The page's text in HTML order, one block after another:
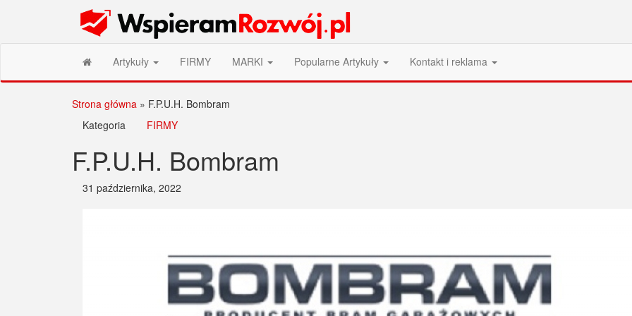
Wspieram Rozwój PL
Artykuły FIRMY MARKI Popularne Artykuły Kontakt i reklama
Strona główna » F.P.U.H. Bombram
Kategoria
FIRMY
F.P.U.H. Bombram
31 października, 2022